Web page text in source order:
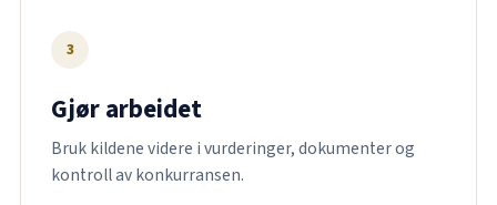
3
Gjør arbeidet
Bruk kildene videre i vurderinger, dokumenter og
kontroll av konkurransen.